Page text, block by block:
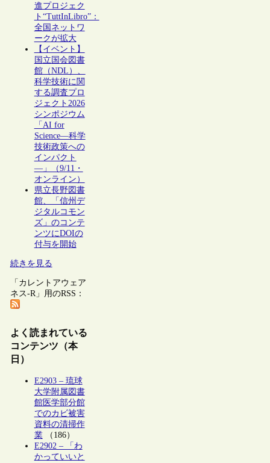
進プロジェク
ト“TuttInLibro”：
全国ネットワ
ークが拡大
【イベント】
国立国会図書
館（NDL）、
科学技術に関
する調査プロ
ジェクト2026
シンポジウム
「AI for
Science―科学
技術政策への
インパクト
―」（9/11・
オンライン）
県立長野図書
館、「信州デ
ジタルコモン
ズ」のコンテ
ンツにDOIの
付与を開始
続きを見る
「カレントアウェア
ネス-R」用のRSS：
よく読まれている
コンテンツ（本
日）
E2903 – 琉球
大学附属図書
館医学部分館
でのカビ被害
資料の清掃作
業（186）
E2902 – 「わ
かっていいと